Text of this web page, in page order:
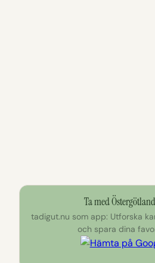
Ta med
tadigut.nu som app: Utforska
och spara dina